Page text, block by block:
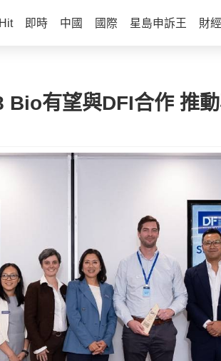
即時 中國 國際 星島申訴王 財經
有望與DFI合作 推